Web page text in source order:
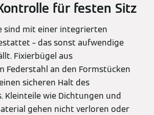
für festen Sitz
sind mit einer integrierten
– das sonst aufwendige
Fixierbügel aus
Federstahl an den Formstücken
sicheren Halt des
Kleinteile wie Dichtungen und
gehen nicht verloren oder